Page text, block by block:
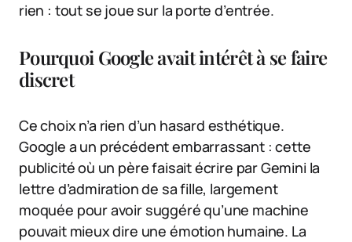
rien : tout se joue sur la porte d’entrée.
Pourquoi Google avait intérêt à se faire
discret
Ce choix n’a rien d’un hasard esthétique.
Google a un précédent embarrassant : cette
publicité où un père faisait écrire par Gemini la
lettre d’admiration de sa fille, largement
moquée pour avoir suggéré qu’une machine
pouvait mieux dire une émotion humaine. La